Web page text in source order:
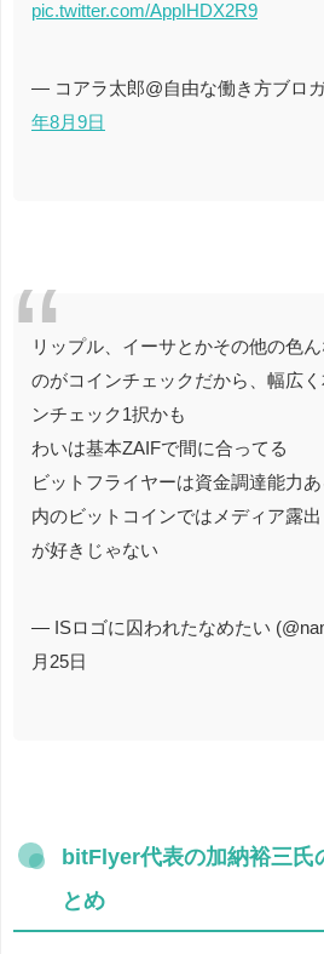
pic.twitter.com/AppIHDX2R9
— コアラ太郎@自由な働き方ブロ
年8月9日
リップル、イーサとかその他の色
のがコインチェックだから、幅広
ンチェック1択かも
わいは基本ZAIFで間に合ってる
ビットフライヤーは資金調達能力
内のビットコインではメディア露
が好きじゃない
— ISロゴに囚われたなめたい
月25日
bitFlyer代表の加納裕三氏
とめ